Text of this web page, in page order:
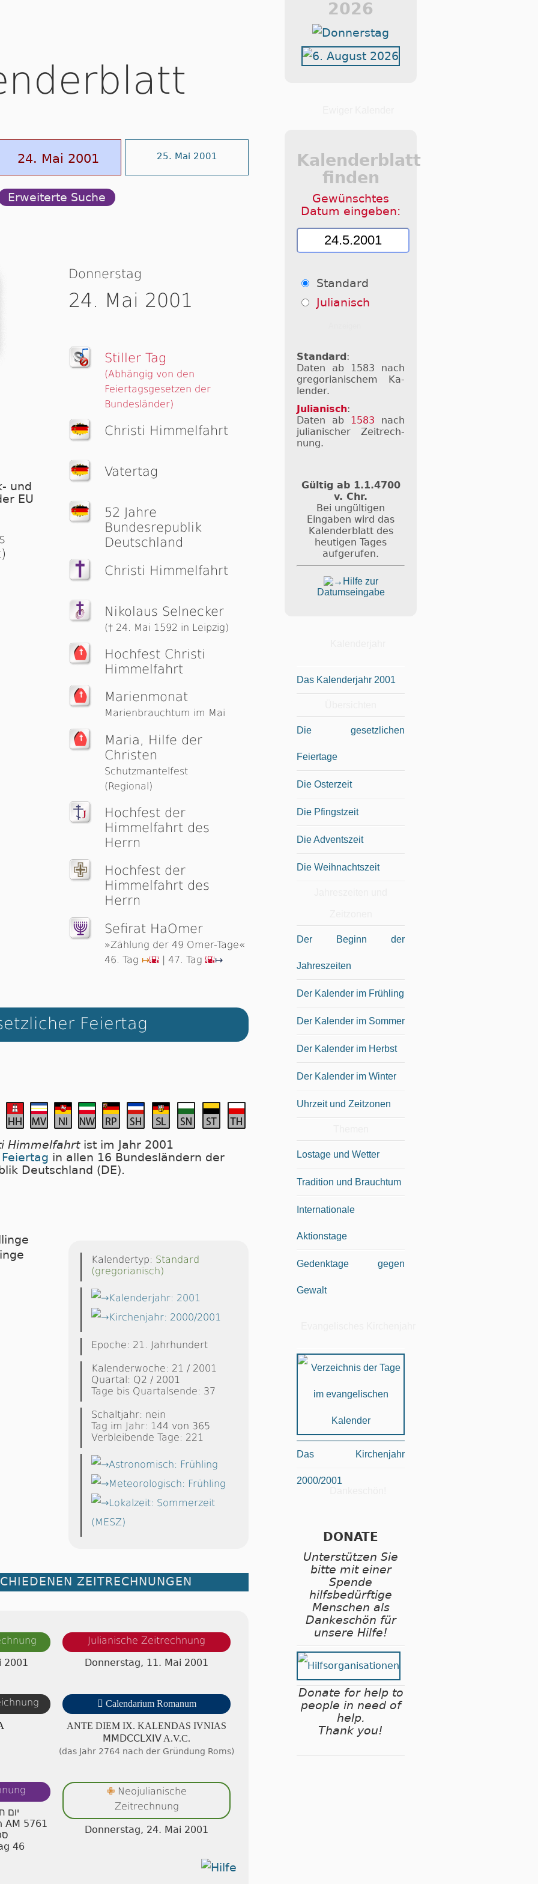
24. Mai 2001 25. Mai 2001
Erweiterte Suche
und
EU
Donnerstag
24. Mai 2001
Stiller Tag
(Abhängig von den
Feiertagsgesetzen der
Bundesländer)
Christi Himmelfahrt
Vatertag
52 Jahre
Bundesrepublik
Deutschland
Christi Himmelfahrt
Nikolaus Selnecker
(† 24. Mai 1592 in Leipzig)
Hochfest Christi
Himmelfahrt
Marienmonat
Marienbrauchtum im Mai
Maria, Hilfe der
Christen
Schutzmantelfest
(Regional)
Hochfest der
Himmelfahrt des
Herrn
Hochfest der
Himmelfahrt des
Herrn
Sefirat HaOmer
»Zählung der 49 Omer-Tage«
46. Tag ↦🌇 | 47. Tag 🌇↦
Feiertag
Himmelfahrtist im Jahr 2001
in allen 16 Bundesländern der
Deutschland (DE).
Kalendertyp: Standard
(gregorianisch)
Kalenderjahr: 2001
Kirchenjahr: 2000/2001
Epoche: 21. Jahrhundert
Kalenderwoche: 21 / 2001
Quartal: Q2 / 2001
Tage bis Quartalsende: 37
Schaltjahr: nein
Tag im Jahr: 144 von 365
Verbleibende Tage: 221
Astronomisch: Frühling
Meteorologisch: Frühling
Lokalzeit: Sommerzeit
(MESZ)
ZEITRECHNUNGEN
2001
Julianische Zeitrechnung
Donnerstag, 11. Mai 2001
 Calendarium Romanum
ANTE DIEM IX. KA­LEN­DAS IVNIAS
ⅯⅯⅮⅭⅭⅬⅩⅠⅤ A.V.C.
(das Jahr 2764 nach der Gründung Roms)
יום
AM 5761
46
✙Neojulianische
Zeitrechnung
Donnerstag, 24. Mai 2001
2026
Kalenderblatt
finden
Gewünschtes
Datum eingeben:
Standard
Julianisch
Standard :
Daten ab 1583 nach
gre­go­ri­a­ni­schem Ka­
len­der.
Julianisch:
Daten ab 1583 nach
ju­li­a­ni­scher Zeit­rech­
nung.
Gültig ab 1.1.4700
v. Chr.
Bei ungültigen
Eingaben wird das
Kalenderblatt des
heutigen Tages
aufgerufen.
Hilfe zur
Datumseingabe
Das Kalenderjahr 2001
Die gesetzlichen
Feiertage
Die Osterzeit
Die Pfingstzeit
Die Adventszeit
Die Weihnachtszeit
Der Beginn der
Jahreszeiten
Der Kalender im Frühling
Der Kalender im Sommer
Der Kalender im Herbst
Der Kalender im Winter
Uhrzeit und Zeitzonen
Lostage und Wetter
Tradition und Brauchtum
Internationale
Aktionstage
Gedenktage gegen
Gewalt
Das Kirchenjahr
2000/2001
DONATE
Unterstützen Sie
bitte mit einer
Spende
hilfsbedürftige
Menschen als
Dankeschön für
unsere Hilfe!
Donate for help to
people in need of
help.
Thank you!